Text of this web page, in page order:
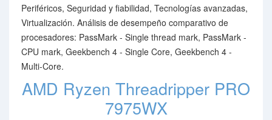
Periféricos, Seguridad y fiabilidad, Tecnologías avanzadas,
Virtualización. Análisis de desempeño comparativo de
procesadores: PassMark - Single thread mark, PassMark -
CPU mark, Geekbench 4 - Single Core, Geekbench 4 -
Multi-Core.
AMD Ryzen Threadripper PRO
7975WX